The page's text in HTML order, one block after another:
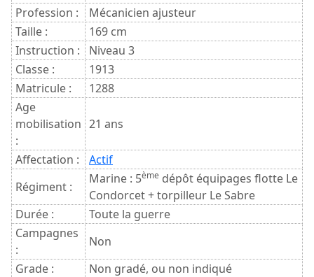
Profession :
Mécanicien ajusteur
Taille :
169 cm
Instruction :
Niveau 3
Classe :
1913
Matricule :
1288
Age
mobilisation
:
21 ans
Affectation :
Actif
Régiment :
Marine : 5ème dépôt équipages flotte Le
Condorcet + torpilleur Le Sabre
Durée :
Toute la guerre
Campagnes
:
Non
Grade :
Non gradé, ou non indiqué